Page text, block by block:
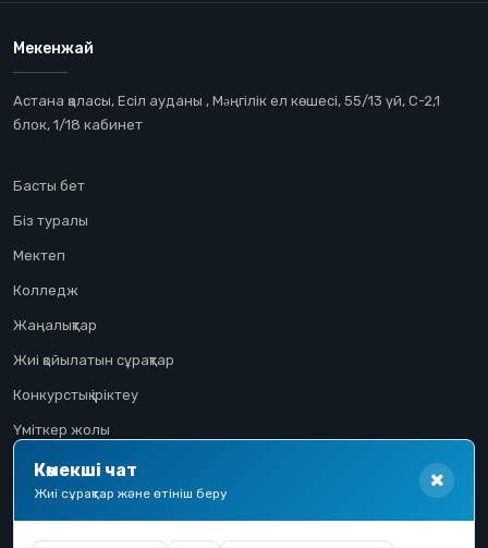
Мекенжай
Астана қаласы, Есіл ауданы , Мəңгілік ел көшесі, 55/13 үй, С-2,1
блок, 1/18 кабинет
Басты бет
Біз туралы
Мектеп
Колледж
Жаңалықтар
Жиі қойылатын сұрақтар
Конкурстық іріктеу
Үміткер жолы
Көмекші чат
Жиі сұрақтар және өтініш беру